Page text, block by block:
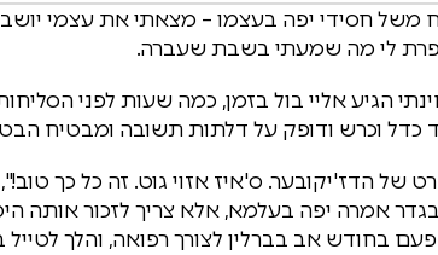
משל חסידי יפה בעצמו – מצאתי את עצמי
לי מה שמעתי בשבת שעברה.
הגיע אליי בול בזמן, כמה שעות לפני
כדל וכרש ודופק על דלתות תשובה ומבטיח
של הדז'יקובער. ס'איז אזוי גוט. זה כל כך
אמרה יפה בעלמא, אלא צריך לזכור אותה
בחודש אב בברלין לצורך רפואה, והלך